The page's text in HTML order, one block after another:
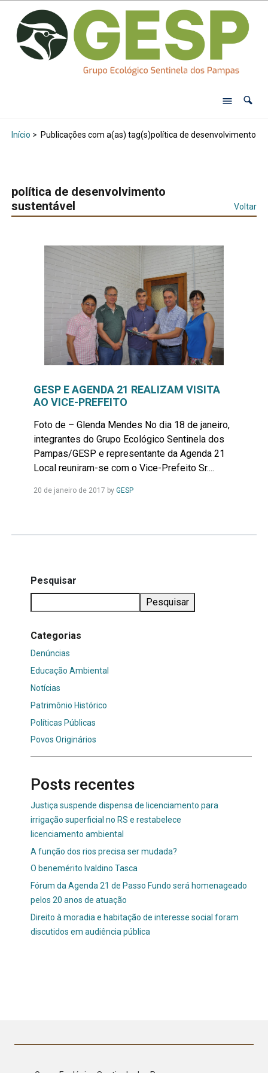
Início > Publicações com a(as) tag(s)política de desenvolvimento
política de desenvolvimento
sustentável
Voltar
GESP E AGENDA 21 REALIZAM VISITA
AO VICE-PREFEITO
Foto de – Glenda Mendes No dia 18 de janeiro,
integrantes do Grupo Ecológico Sentinela dos
Pampas/GESP e representante da Agenda 21
Local reuniram-se com o Vice-Prefeito Sr....
20 de janeiro de 2017 by GESPLeia
Pesquisar
Pesquisar
Categorias
Denúncias
Educação Ambiental
Notícias
Patrimônio Histórico
Políticas Públicas
Povos Originários
Posts recentes
Justiça suspende dispensa de licenciamento para
irrigação superficial no RS e restabelece
licenciamento ambiental
A função dos rios precisa ser mudada?
O benemérito Ivaldino Tasca
Fórum da Agenda 21 de Passo Fundo será homenageado
pelos 20 anos de atuação
Direito à moradia e habitação de interesse social foram
discutidos em audiência pública